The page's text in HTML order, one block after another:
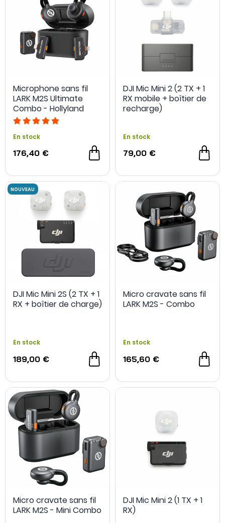
Microphone sans fil
LARK M2S Ultimate
Combo - Hollyland
En stock
176,40 €
DJI Mic Mini 2 (2 TX + 1
RX mobile + boîtier de
recharge)
En stock
79,00 €
DJI Mic Mini 2S (2 TX + 1
RX + boîtier de charge)
En stock
189,00 €
Micro cravate sans fil
LARK M2S - Combo
En stock
165,60 €
Micro cravate sans fil
LARK M2S - Mini Combo
DJI Mic Mini 2 (1 TX + 1
RX)